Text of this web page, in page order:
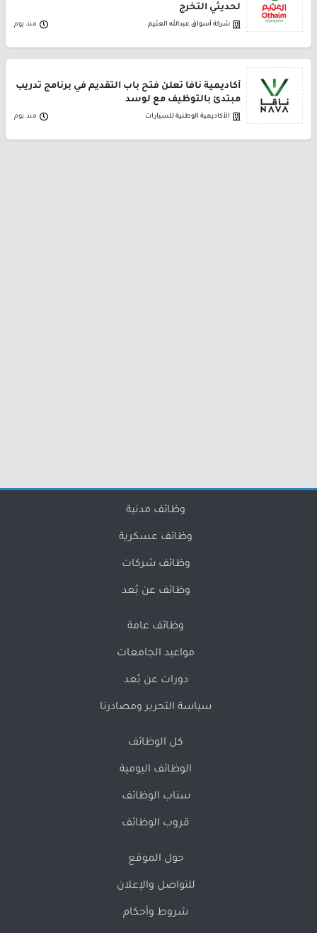
لحديثي التخرج
شركة أسواق عبدالله العثيم منذ يوم
أكاديمية نافا تعلن فتح باب التقديم في برنامج تدريب
مبتدئ بالتوظيف مع لوسد
الأكاديمية الوطنية للسيارات منذ يوم
وظائف مدنية
وظائف عسكرية
وظائف شركات
وظائف عن بُعد
وظائف عامة
مواعيد الجامعات
دورات عن بُعد
سياسة التحرير ومصادرنا
كل الوظائف
الوظائف اليومية
سناب الوظائف
قروب الوظائف
حول الموقع
للتواصل والإعلان
شروط وأحكام